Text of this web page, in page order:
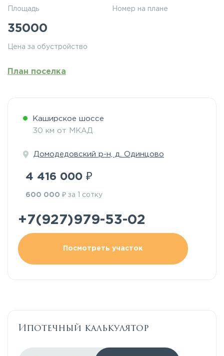
Площадь Номер на плане
35000
Цена за обустройство
План поселка
Каширское шоссе
30 км от МКАД
Домодедовский р-н, д. Одинцово
4 416 000 ₽
600 000 ₽ за 1 сотку
+7(927)979-53-02
Посмотреть участок
Ипотечный калькулятор